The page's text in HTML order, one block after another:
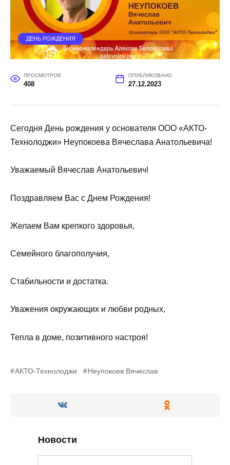
ДЕНЬ РОЖДЕНИЯ
ПРОСМОТРОВ
408
ОПУБЛИКОВАНО
27.12.2023
Сегодня День рождения у основателя ООО «АКТО-
Технолоджи» Неупокоева Вячеслава Анатольевича!
Уважаемый Вячеслав Анатольевич!
Поздравляем Вас с Днем Рождения!
Желаем Вам крепкого здоровья,
Семейного благополучия,
Стабильности и достатка.
Уважения окружающих и любви родных,
Тепла в доме, позитивного настроя!
АКТО-Технолоджи Неупокоев Вячеслав
Новости